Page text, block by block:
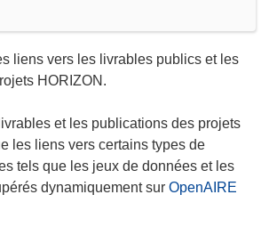
liens vers les livrables publics et les
HORIZON.
et les publications des projets
les liens vers certains types de
tels que les jeux de données et les
dynamiquement sur OpenAIRE